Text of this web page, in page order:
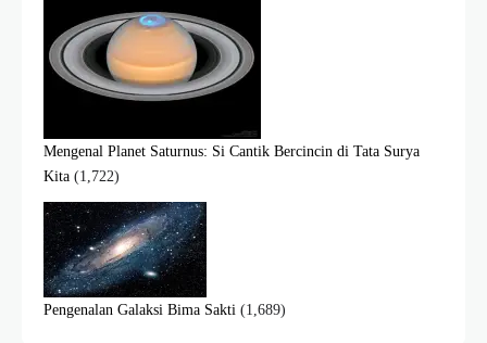
Mengenal Planet Saturnus: Si Cantik Bercincin di Tata Surya
Kita (1,722)
Pengenalan Galaksi Bima Sakti (1,689)